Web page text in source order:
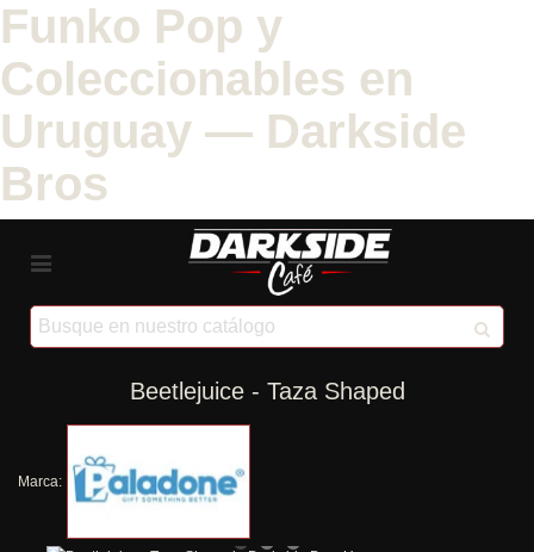
Funko Pop y
Coleccionables en
Uruguay — Darkside
Bros
Beetlejuice - Taza Shaped
Marca: